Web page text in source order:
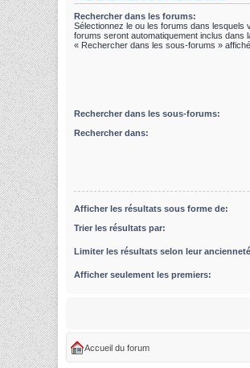
Rechercher dans les forums:
Sélectionnez le ou les forums dans
forums seront automatiquement inclus dans
« Rechercher dans les sous-forums »
Rechercher dans les sous-forums:
Rechercher dans:
Afficher les résultats sous forme de:
Trier les résultats par:
Limiter les résultats selon leur
Afficher seulement les premiers:
Accueil du forum